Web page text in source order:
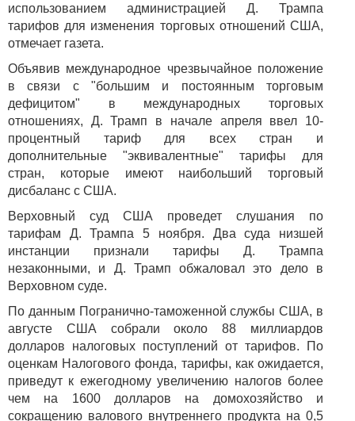
использованием администрацией Д. Трампа
тарифов для изменения торговых отношений США,
отмечает газета.
Объявив международное чрезвычайное положение
в связи с "большим и постоянным торговым
дефицитом" в международных торговых
отношениях, Д. Трамп в начале апреля ввел 10-
процентный тариф для всех стран и
дополнительные "эквивалентные" тарифы для
стран, которые имеют наибольший торговый
дисбаланс с США.
Верховный суд США проведет слушания по
тарифам Д. Трампа 5 ноября. Два суда низшей
инстанции признали тарифы Д. Трампа
незаконными, и Д. Трамп обжаловал это дело в
Верховном суде.
По данным Погранично-таможенной службы США, в
августе США собрали около 88 миллиардов
долларов налоговых поступлений от тарифов. По
оценкам Налогового фонда, тарифы, как ожидается,
приведут к ежегодному увеличению налогов более
чем на 1600 долларов на домохозяйство и
сокращению валового внутреннего продукта на 0,5